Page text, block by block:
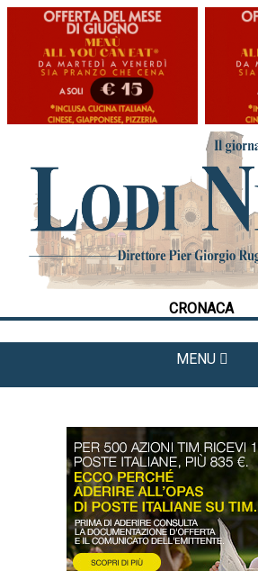
CRONACA
MENU
HOME
CRONACA
POLITICA
LA FOTO
METEO
CULTURA
DAL TERRITORIO
OROSCOPO
LA PIAZZA
ANIMALI
OCCHIO ALLA TRUFFA